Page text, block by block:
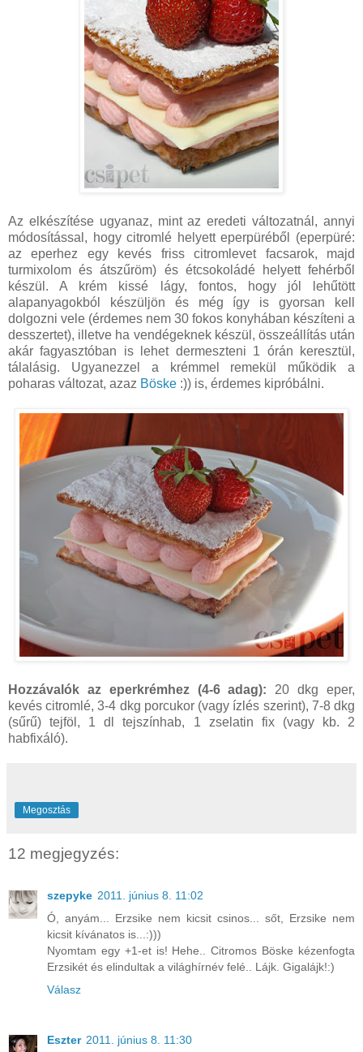
Az elkészítése ugyanaz, mint az eredeti változatnál, annyi
módosítással, hogy citromlé helyett eperpüréből (eperpüré:
az eperhez egy kevés friss citromlevet facsarok, majd
turmixolom és átszűröm) és étcsokoládé helyett fehérből
készül. A krém kissé lágy, fontos, hogy jól lehűtött
alapanyagokból készüljön és még így is gyorsan kell
dolgozni vele (érdemes nem 30 fokos konyhában készíteni a
desszertet), illetve ha vendégeknek készül, összeállítás után
akár fagyasztóban is lehet dermeszteni 1 órán keresztül,
tálalásig. Ugyanezzel a krémmel remekül működik a
poharas változat, azaz Böske :)) is, érdemes kipróbálni.
Hozzávalók az eperkrémhez (4-6 adag): 20 dkg eper,
kevés citromlé, 3-4 dkg porcukor (vagy ízlés szerint), 7-8 dkg
(sűrű) tejföl, 1 dl tejszínhab, 1 zselatin fix (vagy kb. 2
habfixáló).
Megosztás
12 megjegyzés:
szepyke 2011. június 8. 11:02
Ó, anyám... Erzsike nem kicsit csinos... sőt, Erzsike nem
kicsit kívánatos is...:)))
Nyomtam egy +1-et is! Hehe.. Citromos Böske kézenfogta
Erzsikét és elindultak a világhírnév felé.. Lájk. Gigalájk!:)
Válasz
Eszter 2011. június 8. 11:30